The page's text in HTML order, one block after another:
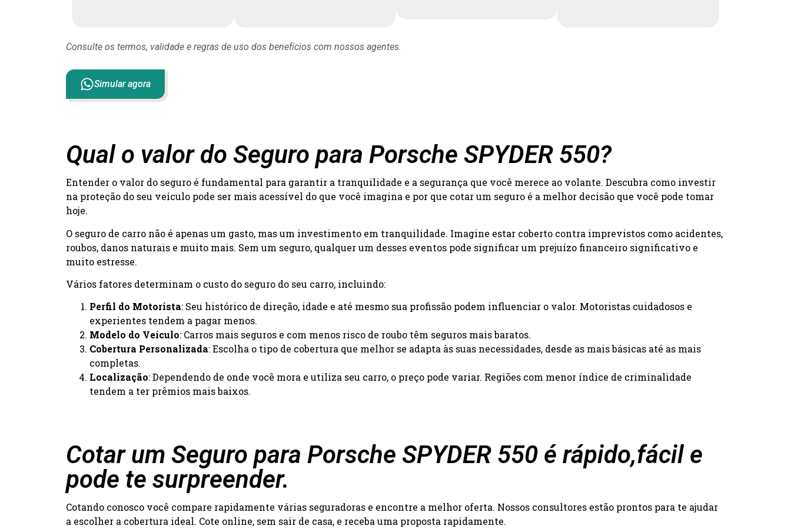
Consulte os termos, validade e regras de uso dos benefícios com nossos agentes.
Simular agora
Qual o valor do Seguro para Porsche SPYDER 550?
Entender o valor do seguro é fundamental para garantir a tranquilidade e a segurança que você merece ao volante. Descubra como investir
na proteção do seu veículo pode ser mais acessível do que você imagina e por que cotar um seguro é a melhor decisão que você pode tomar
hoje.
O seguro de carro não é apenas um gasto, mas um investimento em tranquilidade. Imagine estar coberto contra imprevistos como acidentes,
roubos, danos naturais e muito mais. Sem um seguro, qualquer um desses eventos pode significar um prejuízo financeiro significativo e
muito estresse.
Vários fatores determinam o custo do seguro do seu carro, incluindo:
Perfil do Motorista: Seu histórico de direção, idade e até mesmo sua profissão podem influenciar o valor. Motoristas cuidadosos e
experientes tendem a pagar menos.
Modelo do Veículo: Carros mais seguros e com menos risco de roubo têm seguros mais baratos.
Cobertura Personalizada: Escolha o tipo de cobertura que melhor se adapta às suas necessidades, desde as mais básicas até as mais
completas.
Localização: Dependendo de onde você mora e utiliza seu carro, o preço pode variar. Regiões com menor índice de criminalidade
tendem a ter prêmios mais baixos.
Cotar um Seguro para Porsche SPYDER 550 é rápido,fácil e
pode te surpreender.
Cotando conosco você compare rapidamente várias seguradoras e encontre a melhor oferta. Nossos consultores estão prontos para te ajudar
a escolher a cobertura ideal. Cote online, sem sair de casa, e receba uma proposta rapidamente.